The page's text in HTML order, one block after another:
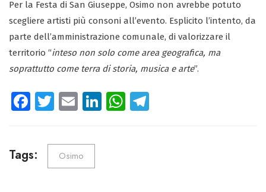
Per la Festa di San Giuseppe, Osimo non avrebbe potuto
scegliere artisti più consoni all’evento. Esplicito l’intento, da
parte dell’amministrazione comunale, di valorizzare il
territorio “inteso non solo come area geografica, ma
soprattutto come terra di storia, musica e arte”.
Fa
o
ok
T
tt
er
E
ail
Li W
Tags: Osimo